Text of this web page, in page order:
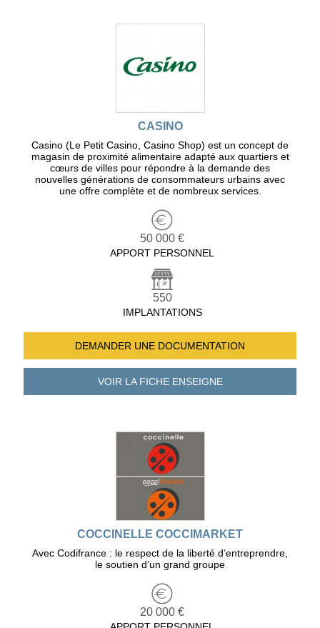
CASINO
Casino (Le Petit Casino, Casino Shop) est un concept de
magasin de proximité alimentaire adapté aux quartiers et
cœurs de villes pour répondre à la demande des
nouvelles générations de consommateurs urbains avec
une offre complète et de nombreux services.
50 000 €
APPORT PERSONNEL
550
IMPLANTATIONS
DEMANDER UNE DOCUMENTATION
VOIR LA FICHEENSEIGNE
COCCINELLE COCCIMARKET
Avec Codifrance : le respect de la liberté d’entreprendre,
le soutien d’un grand groupe
20 000 €